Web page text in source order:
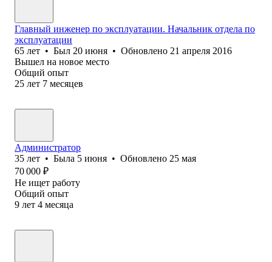
Главный инженер по эксплуатации. Начальник отдела по
эксплуатации
65 лет • Был 20 июня • Обновлено 21 апреля 2016
Вышел на новое место
Общий опыт
25 лет 7 месяцев
Администратор
35 лет • Была 5 июня • Обновлено 25 мая
70 000 ₽
Не ищет работу
Общий опыт
9 лет 4 месяца